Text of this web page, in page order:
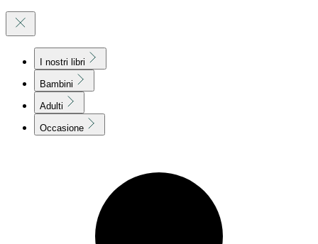
I nostri libri
Bambini
Adulti
Occasione